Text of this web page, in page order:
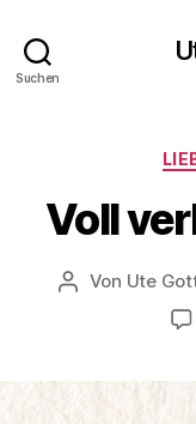
Suchen
Voll
Beitragsautor
Von Ute